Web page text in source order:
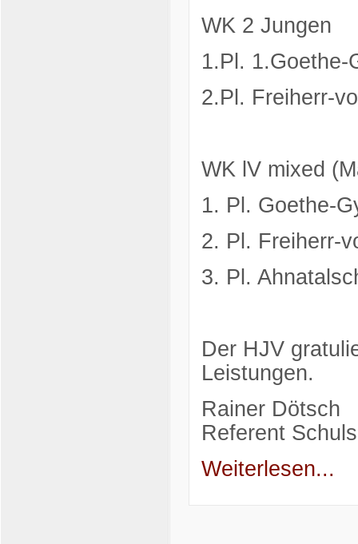
WK 2 Jungen
1.Pl. 1.Goethe-
2.Pl. Freiherr-
WK lV mixed
1. Pl. Goethe-
2. Pl. Freiherr-
3. Pl.
Der HJV
Leistungen.
Rainer Dötsch
Referent
Weiterlesen...